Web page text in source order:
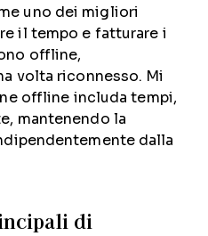
uno dei migliori
il tempo e fatturare i
offline,
volta riconnesso. Mi
offline includa tempi,
mantenendo la
dalla
di